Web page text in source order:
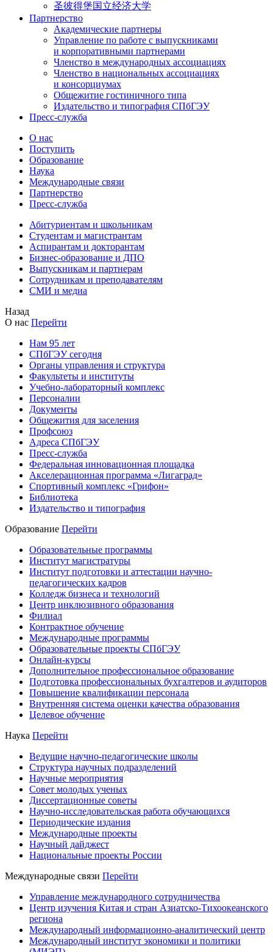
圣彼得堡国立经济大学
Партнерство
Академические партнеры
Управление по работе с выпускниками
и корпоративными партнерами
Членство в международных ассоциациях
Членство в национальных ассоциациях
и консорциумах
Общежитие гостиничного типа
Издательство и типография СПбГЭУ
Пресс-служба
О нас
Поступить
Образование
Наука
Международные связи
Партнерство
Пресс-служба
Абитуриентам и школьникам
Студентам и магистрантам
Аспирантам и докторантам
Бизнес-образование и ДПО
Выпускникам и партнерам
Сотрудникам и преподавателям
СМИ и медиа
Назад
О нас Перейти
Нам 95 лет
СПбГЭУ сегодня
Органы управления и структура
Факультеты и институты
Учебно-лабораторный комплекс
Персоналии
Документы
Общежития для заселения
Профсоюз
Адреса СПбГЭУ
Пресс-служба
Федеральная инновационная площадка
Акселерационная программа «Лигаград»­­
Спортивный комплекс «Грифон»
Библиотека
Издательство и типография
Образование Перейти
Образовательные программы
Институт магистратуры
Институт подготовки и аттестации научно-
педагогических кадров
Колледж бизнеса и технологий
Центр инклюзивного образования
Филиал
Контрактное обучение
Международные программы
Образовательные проекты СПбГЭУ
Онлайн-курсы
Дополнительное профессиональное образование
Подготовка профессиональных бухгалтеров и аудиторов
Повышение квалификации персонала
Внутренняя система оценки качества образования
Целевое обучение
Наука Перейти
Ведущие научно-педагогические школы
Структура научных подразделений
Научные мероприятия
Совет молодых ученых
Диссертационные советы
Научно-исследовательская работа обучающихся
Периодические издания
Международные проекты
Научный дайджест
Национальные проекты России
Международные связи Перейти
Управление международного сотрудничества
Центр изучения Китая и стран Азиатско-Тихоокеанского
региона
Международный информационно-аналитический центр
Международный институт экономики и политики